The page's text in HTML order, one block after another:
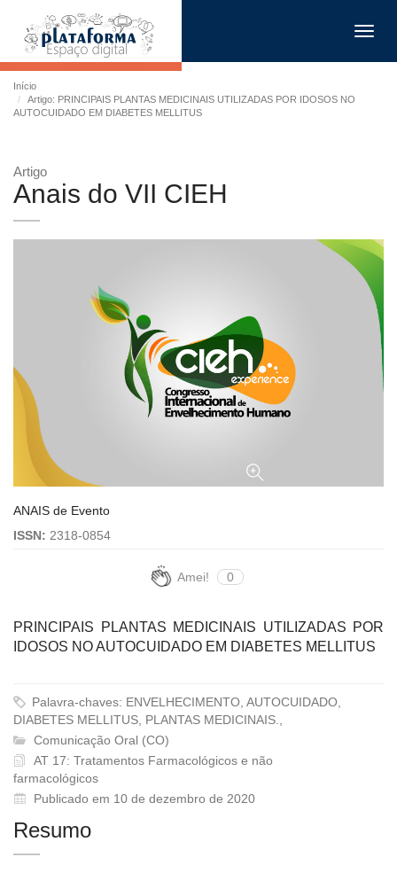
Início
Artigo: PRINCIPAIS PLANTAS MEDICINAIS UTILIZADAS POR IDOSOS NO
AUTOCUIDADO EM DIABETES MELLITUS
Artigo
Anais do VII CIEH
ANAIS de Evento
ISSN: 2318-0854
Amei! 0
PRINCIPAIS PLANTAS MEDICINAIS UTILIZADAS POR
IDOSOS NO AUTOCUIDADO EM DIABETES MELLITUS
Palavra-chaves: ENVELHECIMENTO, AUTOCUIDADO,
DIABETES MELLITUS, PLANTAS MEDICINAIS.,
Comunicação Oral (CO)
AT 17: Tratamentos Farmacológicos e não
farmacológicos
Publicado em 10 de dezembro de 2020
Resumo